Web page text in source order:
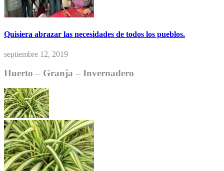
Quisiera abrazar las necesidades de todos los pueblos.
septiembre 12, 2019
Huerto – Granja – Invernadero